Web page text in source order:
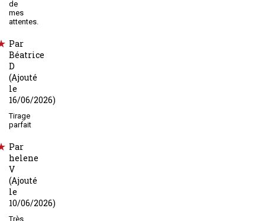
de
mes
attentes.
Par
Béatrice
D
(Ajouté
le
16/06/2026)
Tirage
parfait
Par
helene
V
(Ajouté
le
10/06/2026)
Très